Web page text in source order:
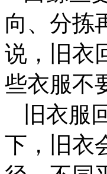
向、分拣
说，旧衣
些衣服不
旧衣服
下，旧衣